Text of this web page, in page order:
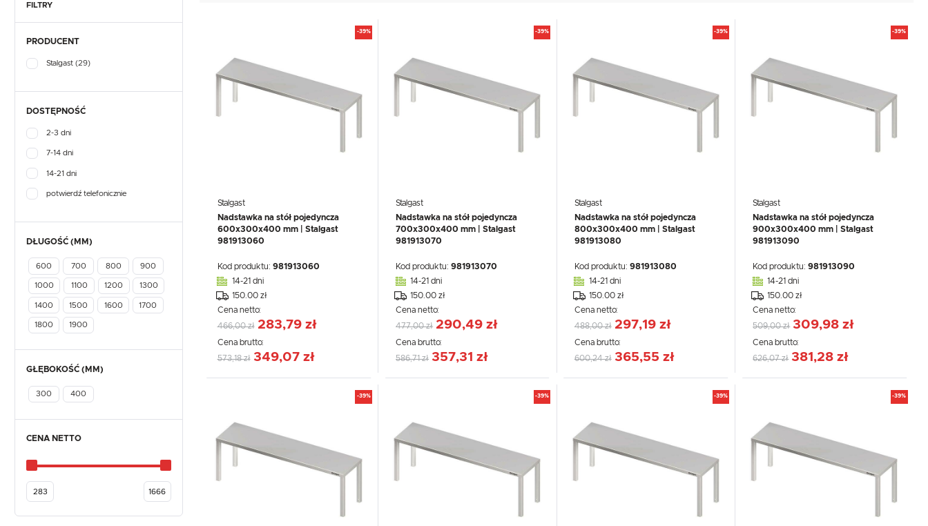
KUCHENNE
PRZECHOWYWANIE I
WYPOSAŻENIE
GASTRONOMICZNE
SKLEPÓW
FILTRY
PRODUCENT
Stalgast (29)
DOSTĘPNOŚĆ
2-3 dni
7-14 dni
14-21 dni
potwierdź telefonicznie
DŁUGOŚĆ (MM)
600 700 800 900
1000 1100 1200 1300
1400 1500 1600 1700
1800 1900
GŁĘBOKOŚĆ (MM)
300 400
CENA NETTO
-39%
Stalgast
Nadstawka na stół pojedyncza
600x300x400 mm | Stalgast
981913060
Kod produktu: 981913060
14-21 dni
150.00 zł
Cena netto:
466,00 zł 283,79 zł
Cena brutto:
573,18 zł 349,07 zł
-39%
Stalgast
Nadstawka na stół pojedyncza
700x300x400 mm | Stalgast
981913070
Kod produktu:981913070
14-21 dni
150.00 zł
Cena netto:
477,00 zł 290,49 zł
Cena brutto:
586,71 zł 357,31 zł
-39%
Stalgast
Nadstawka na stół pojedyncza
800x300x400 mm | Stalgast
981913080
Kod produktu: 981913080
14-21 dni
150.00 zł
Cena netto:
488,00 zł 297,19 zł
Cena brutto:
600,24 zł 365,55 zł
-39%
Stalgast
Nadstawka na stół pojedyncza
900x300x400 mm | Stalgast
981913090
Kod produktu:981913090
14-21 dni
150.00 zł
Cena netto:
509,00 zł 309,98 zł
Cena brutto:
626,07 zł 381,28 zł
-39% -39% -39% -39%